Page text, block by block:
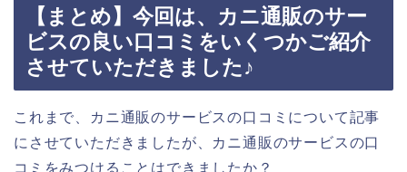
【まとめ】今回は、カニ通販のサー
ビスの良い口コミをいくつかご紹介
させていただきました♪
これまで、カニ通販のサービスの口コミについて記事
にさせていただきましたが、カニ通販のサービスの口
コミをみつけることはできましたか？